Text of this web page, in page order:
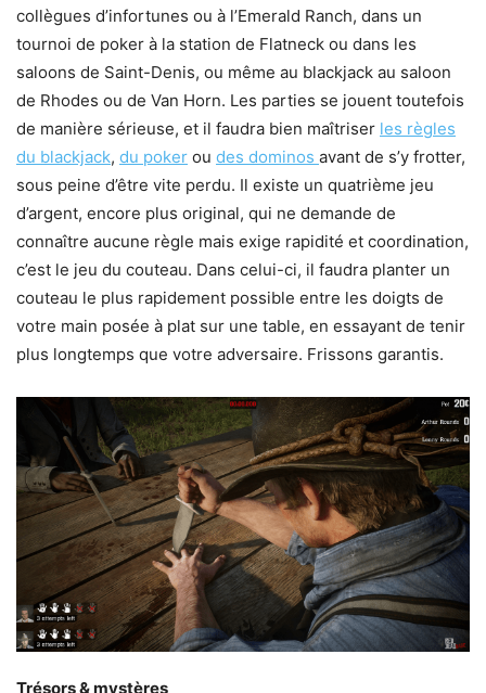
collègues d’infortunes ou à l’Emerald Ranch, dans un
tournoi de poker à la station de Flatneck ou dans les
saloons de Saint-Denis, ou même au blackjack au saloon
de Rhodes ou de Van Horn. Les parties se jouent toutefois
de manière sérieuse, et il faudra bien maîtriser les règles
du blackjack, du poker ou des dominos avant de s’y frotter,
sous peine d’être vite perdu. Il existe un quatrième jeu
d’argent, encore plus original, qui ne demande de
connaître aucune règle mais exige rapidité et coordination,
c’est le jeu du couteau. Dans celui-ci, il faudra planter un
couteau le plus rapidement possible entre les doigts de
votre main posée à plat sur une table, en essayant de tenir
plus longtemps que votre adversaire. Frissons garantis.
Trésors & mystères